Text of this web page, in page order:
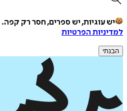
יש עוגיות, יש ספרים, חסר רק קפה.
למדיניות הפרטיות
הבנתי